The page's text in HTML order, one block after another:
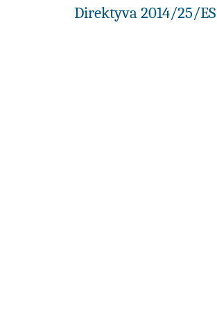
Direktyva 2014/25/ES